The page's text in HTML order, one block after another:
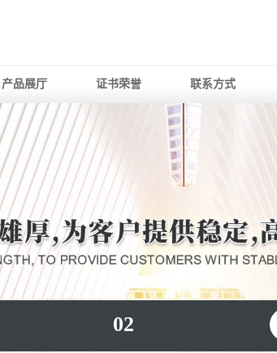
产品展厅 证书荣誉 联系方式
02